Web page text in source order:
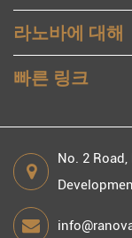
라노바에 대해
빠른 링크
No. 2